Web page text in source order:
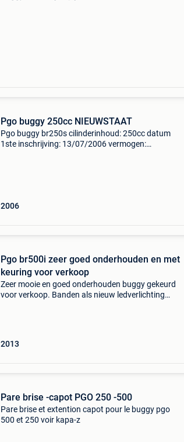
Pgo buggy 250cc NIEUWSTAAT
Pgo buggy br250s cilinderinhoud: 250cc datum
1ste inschrijving: 13/07/2006 vermogen:
2006
Pgo br500i zeer goed onderhouden en met
keuring voor verkoop
Zeer mooie en goed onderhouden buggy gekeurd
voor verkoop. Banden als nieuw ledverlichting
2013
Pare brise -capot PGO 250 -500
Pare brise et extention capot pour le buggy pgo
500 et 250 voir kapa-z